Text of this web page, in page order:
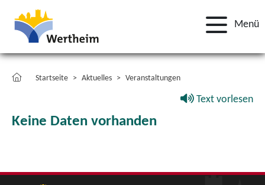
Menü
Startseite Aktuelles Veranstaltungen
Text vorlesen
Keine Daten vorhanden